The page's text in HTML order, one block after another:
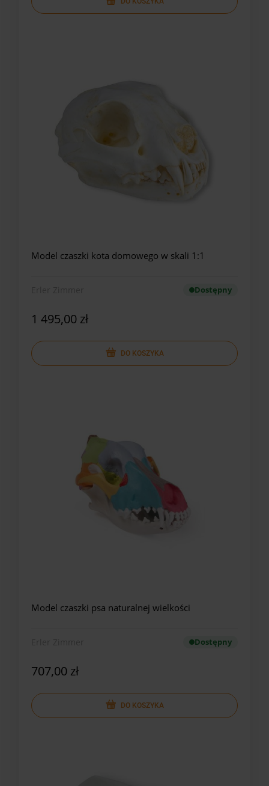
Model czaszki kota domowego w skali 1:1
Dostępny
1 495,00 zł
DO KOSZYKA
Model czaszki psa naturalnej wielkości
Dostępny
707,00 zł
DO KOSZYKA